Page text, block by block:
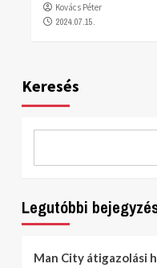
Kovács Péter
2024.07.15.
Keresés
Legutóbbi
Man City átigazolási